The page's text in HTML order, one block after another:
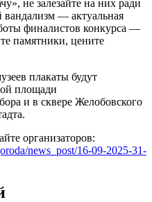
не залезайте на них ради
— актуальная
финалистов конкурса —
памятники, цените
плакаты будут
площади
и в сквере Желобовского
организаторов:
news_post/16-09-2025-31-